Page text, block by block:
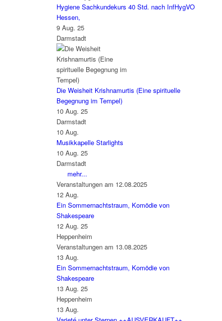
Hygiene Sachkundekurs 40 Std. nach InfHygVO
Hessen,
9 Aug. 25
Darmstadt
Die Weisheit Krishnamurtis (Eine spirituelle
Begegnung im Tempel)
10 Aug. 25
Darmstadt
10 Aug.
Musikkapelle Starlights
10 Aug. 25
Darmstadt
mehr...
Veranstaltungen am 12.08.2025
12 Aug.
Ein Sommernachtstraum, Komödie von
Shakespeare
12 Aug. 25
Heppenheim
Veranstaltungen am 13.08.2025
13 Aug.
Ein Sommernachtstraum, Komödie von
Shakespeare
13 Aug. 25
Heppenheim
13 Aug.